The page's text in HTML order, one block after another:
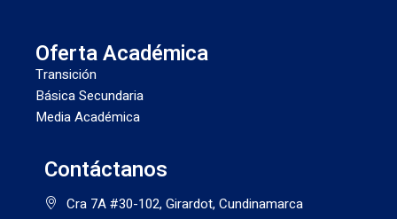
Oferta Académica
Transición
Básica Secundaria
Media Académica
Contáctanos
Cra 7A #30-102, Girardot, Cundinamarca